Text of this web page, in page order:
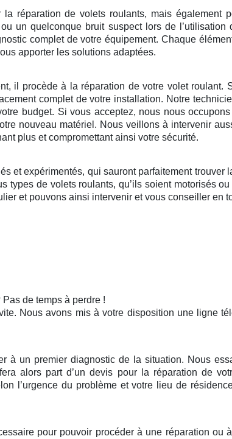
réparation de volets roulants, mais également
un quelconque bruit suspect lors de
complet de votre équipement. Chaque
apporter les solutions adaptées.
il procède à la réparation de votre volet roulant.
complet de votre installation. Notre
budget. Si vous acceptez, nous nous
nouveau matériel. Nous veillons à intervenir
plus et compromettant ainsi votre sécurité.
et expérimentés, qui sauront parfaitement trouver
types de volets roulants, qu’ils soient motorisés
et pouvons ainsi intervenir et vous conseiller en
de temps à perdre !
Nous avons mis à votre disposition une ligne
à un premier diagnostic de la situation. Nous
alors part d’un devis pour la réparation de
l’urgence du problème et votre lieu de
pour pouvoir procéder à une réparation ou